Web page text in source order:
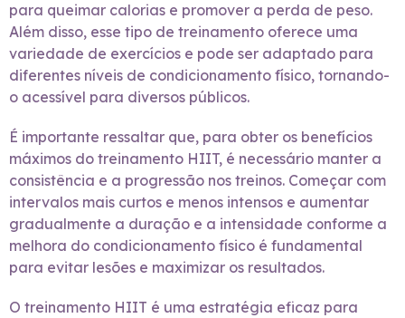
para queimar calorias e promover a perda de peso.
Além disso, esse tipo de treinamento oferece uma
variedade de exercícios e pode ser adaptado para
diferentes níveis de condicionamento físico, tornando-
o acessível para diversos públicos.
É importante ressaltar que, para obter os benefícios
máximos do treinamento HIIT, é necessário manter a
consistência e a progressão nos treinos. Começar com
intervalos mais curtos e menos intensos e aumentar
gradualmente a duração e a intensidade conforme a
melhora do condicionamento físico é fundamental
para evitar lesões e maximizar os resultados.
O treinamento HIIT é uma estratégia eficaz para